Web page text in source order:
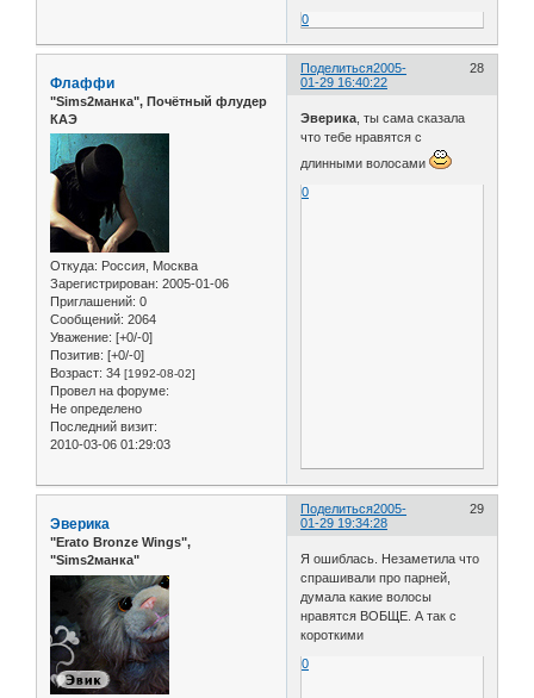
0
Поделиться 28
2005-
01-29 16:40:22
Флаффи
"Sims2манка", Почётный флудер
КАЭ
Откуда: Россия, Москва
Зарегистрирован: 2005-01-06
Приглашений: 0
Сообщений: 2064
Уважение: [+0/-0]
Позитив: [+0/-0]
Возраст: 34 [1992-08-02]
Провел на форуме:
Не определено
Последний визит:
2010-03-06 01:29:03
Эверика , ты сама сказала
что тебе нравятся с
длинными волосами
0
Поделиться 29
2005-
01-29 19:34:28
Эверика
"Erato Bronze Wings",
"Sims2манка"
Я ошиблась. Незаметила что
спрашивали про парней,
думала какие волосы
нравятся ВОБЩЕ. А так с
короткими
0